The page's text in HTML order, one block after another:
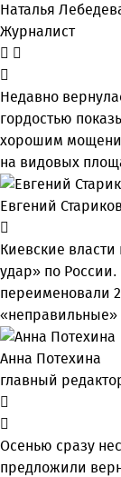
Наталья
Журналист
Недавно
гордостью
хорошим
на видовых
Евгений Стариков
Киевские
удар» по
переименовали
«неправильные»
Анна Потехина
главный
Осенью сразу
предложили